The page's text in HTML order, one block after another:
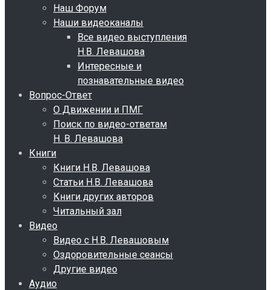
Наш Форум
Наши видеоканалы
Все видео выступления
Н.В. Левашова
Интересные и
познавательные видео
Вопрос-Ответ
О Движении и ПМГ
Поиск по видео-ответам
Н. В. Левашова
Книги
Книги Н.В. Левашова
Статьи Н.В. Левашова
Книги других авторов
Читальный зал
Видео
Видео с Н.В. Левашовым
Оздоровительные сеансы
Другие видео
Аудио